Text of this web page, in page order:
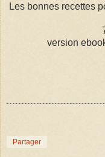
Les bonnes recettes
version
Partager